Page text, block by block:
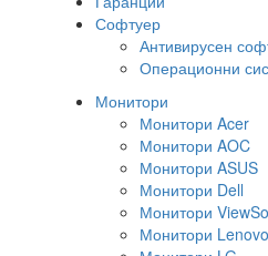
Софтуер
Антивирусен
Операционни
Монитори
Монитори Acer
Монитори AOC
Монитори ASUS
Монитори Dell
Монитори
Монитори Lenovo